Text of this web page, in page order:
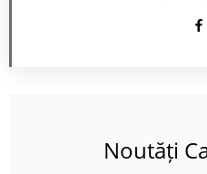
Noutăți